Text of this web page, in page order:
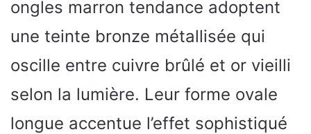
ongles marron tendance adoptent
une teinte bronze métallisée qui
oscille entre cuivre brûlé et or vieilli
selon la lumière. Leur forme ovale
longue accentue l’effet sophistiqué